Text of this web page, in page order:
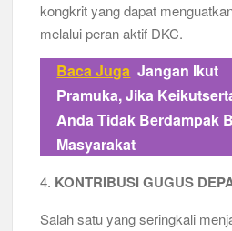
kongkrit yang dapat
melalui peran aktif DKC.
Baca Juga Jangan Ikut
Pramuka, Jika
Anda Tidak Berdampak
Masyarakat
4. KONTRIBUSI GUGUS
Salah satu yang seringkali